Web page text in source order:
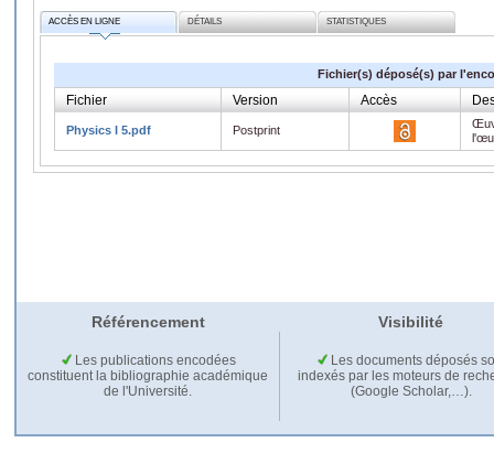
ACCÈS EN LIGNE DÉTAILS STATISTIQUES
Fichier(s) déposé(s) par
Fichier Version Accès
Physics I 5.pdf Postprint
Référencement Visibilité
Les publications encodées
constituent la bibliographie académique
de l'Université.
Les documents déposés
indexés par les moteurs de
(Google Scholar,…).